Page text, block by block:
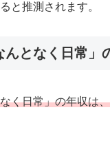
と推測されます。
んとなく日常」
く日常」の年収は